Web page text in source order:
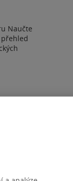
Naučte